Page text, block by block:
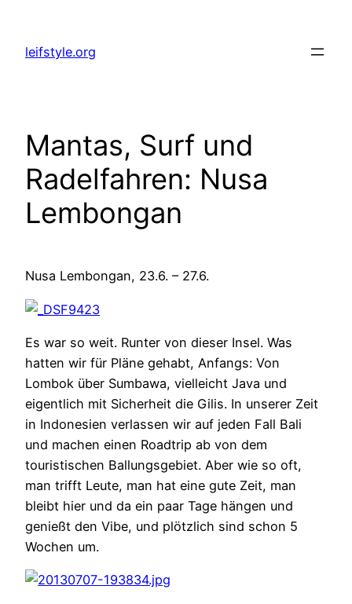
springen
leifstyle.org
Mantas, Surf und
Radelfahren: Nusa
Lembongan
Nusa Lembongan, 23.6. – 27.6.
Es war so weit. Runter von dieser Insel. Was
hatten wir für Pläne gehabt, Anfangs: Von
Lombok über Sumbawa, vielleicht Java und
eigentlich mit Sicherheit die Gilis. In unserer Zeit
in Indonesien verlassen wir auf jeden Fall Bali
und machen einen Roadtrip ab von dem
touristischen Ballungsgebiet. Aber wie so oft,
man trifft Leute, man hat eine gute Zeit, man
bleibt hier und da ein paar Tage hängen und
genießt den Vibe, und plötzlich sind schon 5
Wochen um.